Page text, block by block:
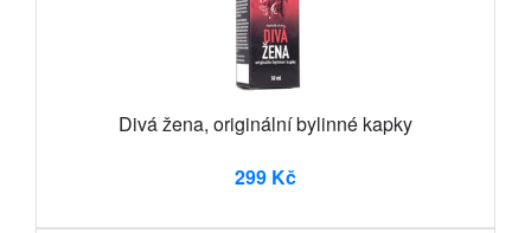
Divá žena, originální bylinné kapky
299 Kč